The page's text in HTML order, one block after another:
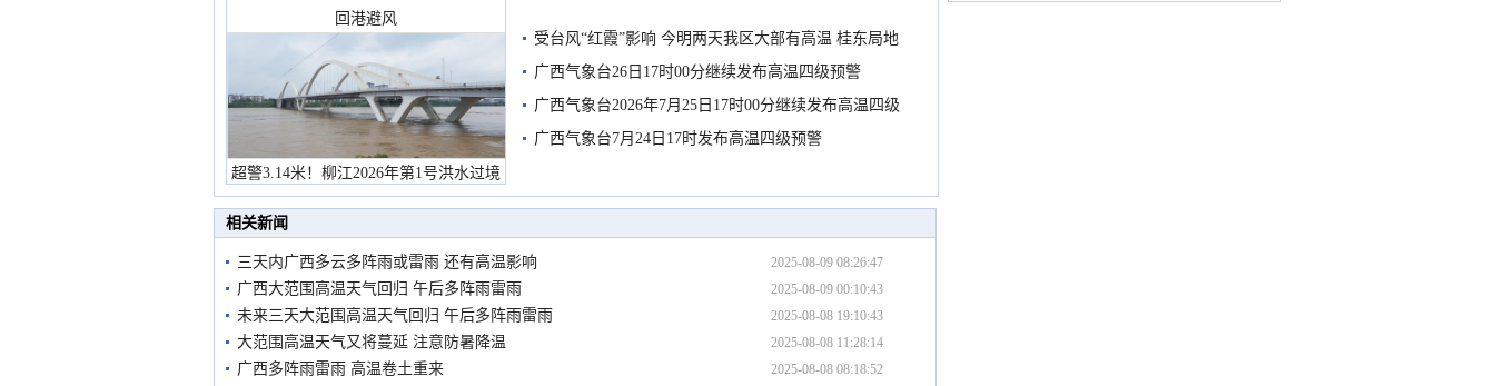
回港避风
超警3.14米！柳江2026年第1号洪水过境
市民在堤岸见证汛况
受台风“红霞”影响 今明两天我区大部有高温 桂东局地
有较强降雨
广西气象台26日17时00分继续发布高温四级预警
广西气象台2026年7月25日17时00分继续发布高温四级
预警
广西气象台7月24日17时发布高温四级预警
相关新闻
三天内广西多云多阵雨或雷雨 还有高温影响 2025-08-09 08:26:47
广西大范围高温天气回归 午后多阵雨雷雨 2025-08-09 00:10:43
未来三天大范围高温天气回归 午后多阵雨雷雨 2025-08-08 19:10:43
大范围高温天气又将蔓延 注意防暑降温 2025-08-08 11:28:14
广西多阵雨雷雨 高温卷土重来 2025-08-08 08:18:52